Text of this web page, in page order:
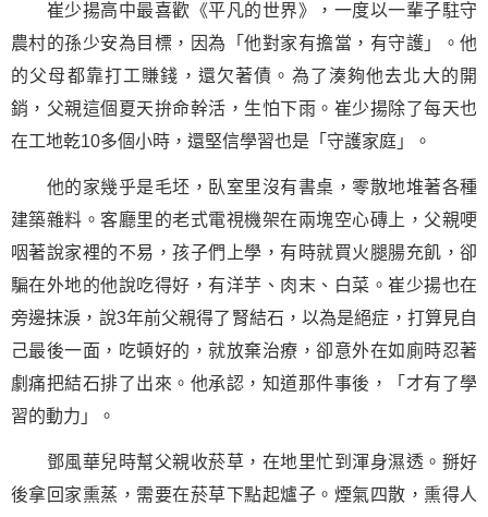
崔少揚高中最喜歡《平凡的世界》，一度以一輩子駐守
農村的孫少安為目標，因為「他對家有擔當，有守護」。他
的父母都靠打工賺錢，還欠著債。為了湊夠他去北大的開
銷，父親這個夏天拚命幹活，生怕下雨。崔少揚除了每天也
在工地乾10多個小時，還堅信學習也是「守護家庭」。
他的家幾乎是毛坯，臥室里沒有書桌，零散地堆著各種
建築雜料。客廳里的老式電視機架在兩塊空心磚上，父親哽
咽著說家裡的不易，孩子們上學，有時就買火腿腸充飢，卻
騙在外地的他說吃得好，有洋芋、肉末、白菜。崔少揚也在
旁邊抹淚，說3年前父親得了腎結石，以為是絕症，打算見自
己最後一面，吃頓好的，就放棄治療，卻意外在如廁時忍著
劇痛把結石排了出來。他承認，知道那件事後，「才有了學
習的動力」。
鄧風華兒時幫父親收菸草，在地里忙到渾身濕透。掰好
後拿回家熏蒸，需要在菸草下點起爐子。煙氣四散，熏得人